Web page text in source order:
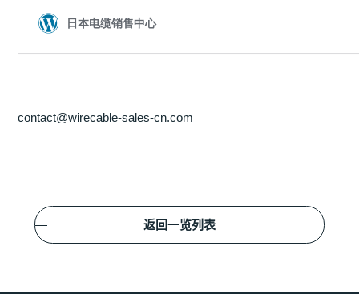
contact@wirecable-sales-cn.com
返回一览列表